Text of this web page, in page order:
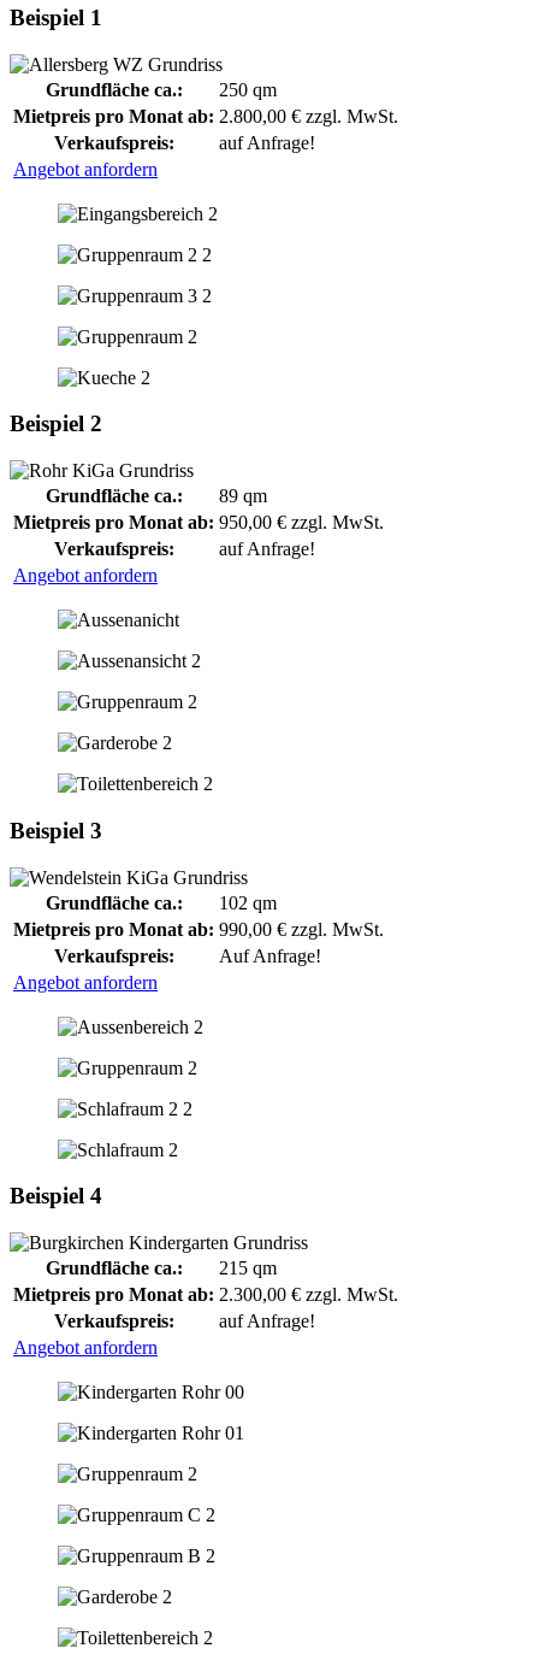
Beispiel 1
Grundfläche ca.:
250 qm
Mietpreis pro Monat ab: 2.800,00 € zzgl. MwSt.
Verkaufspreis:
auf Anfrage!
Angebot anfordern
Beispiel 2
Grundfläche ca.:
89 qm
Mietpreis pro Monat ab: 950,00 € zzgl. MwSt.
Verkaufspreis:
auf Anfrage!
Angebot anfordern
Beispiel 3
Grundfläche ca.:
102 qm
Mietpreis pro Monat ab: 990,00 € zzgl. MwSt.
Verkaufspreis:
Auf Anfrage!
Angebot anfordern
Beispiel 4
Grundfläche ca.:
215 qm
Mietpreis pro Monat ab: 2.300,00 € zzgl. MwSt.
Verkaufspreis:
auf Anfrage!
Angebot anfordern